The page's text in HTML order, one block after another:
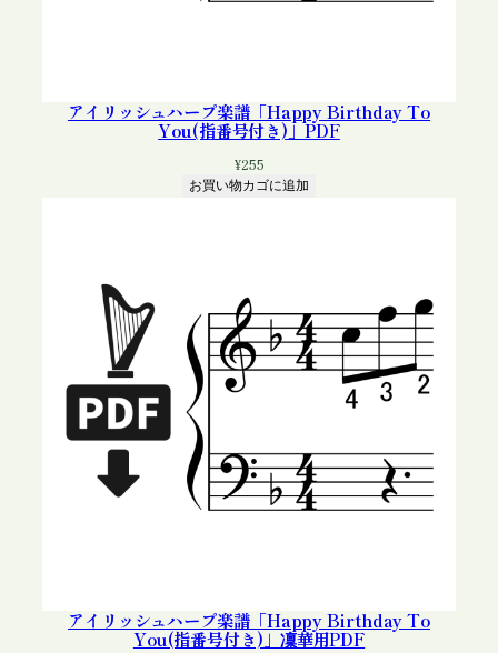
アイリッシュハープ楽譜「Happy Birthday To
You(指番号付き)」PDF
¥255
お買い物カゴに追加
アイリッシュハープ楽譜「Happy Birthday To
You(指番号付き)」凜華用PDF